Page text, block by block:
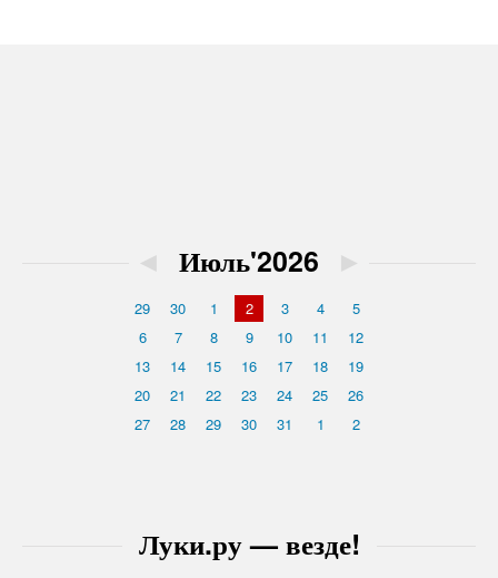
Луки.ру — везде!
◄ Июль'2026 ►
29 30 1 2 3 4
5
6
7 8 9 10 11
12
13
14 15 16 17 18
19
20
21 22 23 24 25
26
27
28 29 30 31 1 2